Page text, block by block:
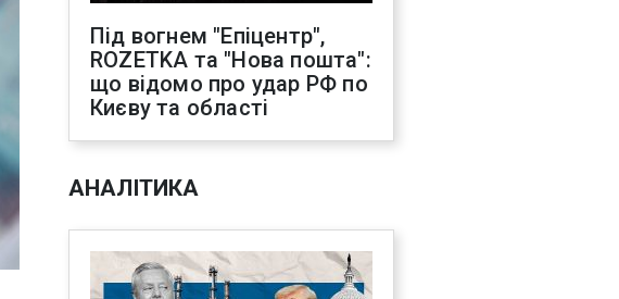
Під вогнем "Епіцентр",
ROZETKA та "Нова пошта":
що відомо про удар РФ по
Києву та області
АНАЛІТИКА